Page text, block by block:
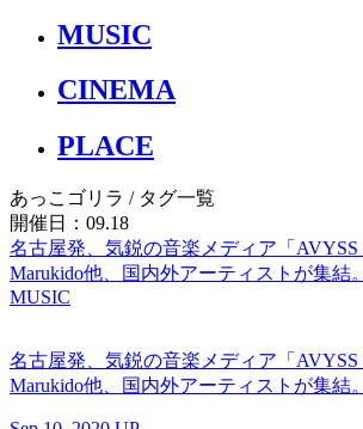
MUSIC
CINEMA
PLACE
あっこゴリラ / タグ一覧
開催日：09.18
名古屋発、気鋭の音楽メディア「
Marukido他、国内外アーティストが集結。
MUSIC
名古屋発、気鋭の音楽メディア「
Marukido他、国内外アーティストが集結。